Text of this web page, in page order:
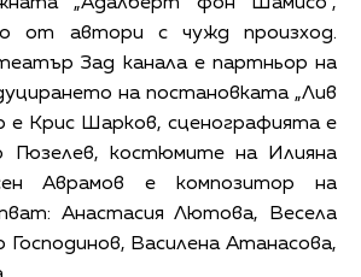
от автори с чужд произход.
Зад канала е партньор на
на постановката „Лив
е Крис Шарков, сценографията е
Гюзелев, костюмите на Илияна
Аврамов е композитор на
Анастасия Лютова, Весела
Господинов, Василена Атанасова,